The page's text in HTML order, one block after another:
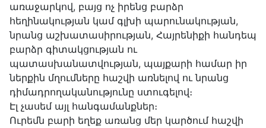
առաջարկով, բայց ոչ իրենց բարձր
հեղինակության կամ գլխի պարունակության,
նրանց աշխատասիրության, Հայրենիքի հանդեպ
բարձր գիտակցության ու
պատասխանատվության, պայքարի համար իր
ներքին մղումները հաշվի առնելով ու նրանց
դիմադրողականությունը ստուգելով։
Էլ չասեմ այլ հանգամանքներ։
Ուրեմն բարի եղեք առանց մեր կարծում հաշվի